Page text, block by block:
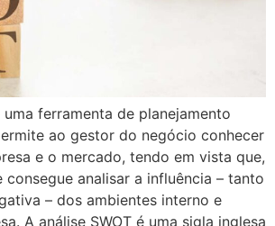
uma ferramenta de planejamento
ao gestor do negócio conhecer
e o mercado, tendo em vista que,
consegue analisar a influência – tanto
– dos ambientes interno e
A análise SWOT é uma sigla inglesa